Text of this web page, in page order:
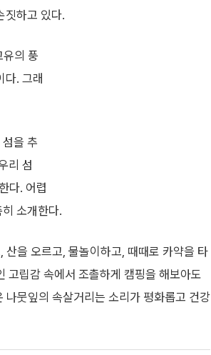
짓하고 있다.
의 풍
다. 그래
을 추
리 섬
다. 어렵
소개한다.
을 오르고, 물놀이하고, 때때로 카약을 타
고립감 속에서 조촐하게 캠핑을 해보아도
뭇잎의 속살거리는 소리가 평화롭고 건강